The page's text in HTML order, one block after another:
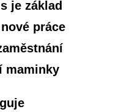
je základ
práce
maminky